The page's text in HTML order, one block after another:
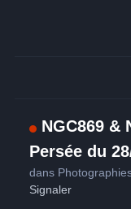
NGC869 &
Persée du
dans
Signaler